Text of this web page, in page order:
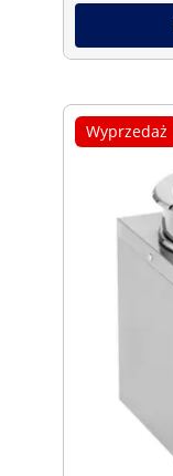
Wyprzedaż